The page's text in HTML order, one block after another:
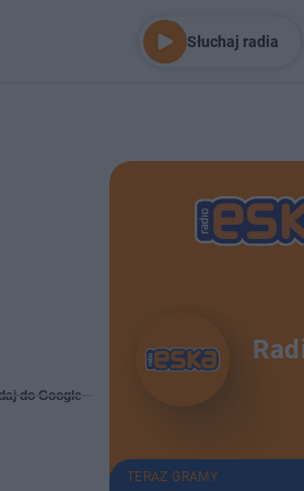
Słuchaj radia
do Google
TERAZ GRAMY